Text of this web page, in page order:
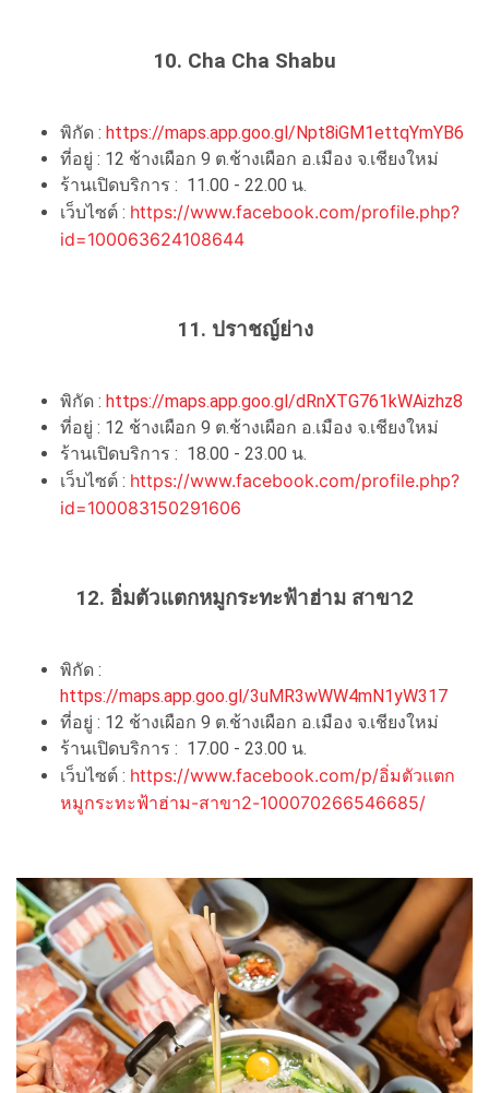
10. Cha Cha Shabu
พิกัด : https://maps.app.goo.gl/Npt8iGM1ettqYmYB6
ที่อยู่ : 12 ช้างเผือก 9 ต.ช้างเผือก อ.เมือง จ.เชียงใหม่
ร้านเปิดบริการ : 11.00 - 22.00 น.
เว็บไซต์ : https://www.facebook.com/profile.php?
id=100063624108644
11. ปราชญ์ย่าง
พิกัด : https://maps.app.goo.gl/dRnXTG761kWAizhz8
ที่อยู่ : 12 ช้างเผือก 9 ต.ช้างเผือก อ.เมือง จ.เชียงใหม่
ร้านเปิดบริการ : 18.00 - 23.00 น.
เว็บไซต์ : https://www.facebook.com/profile.php?
id=100083150291606
12. อิ่มตัวแตกหมูกระทะฟ้าฮ่าม สาขา2
พิกัด :
https://maps.app.goo.gl/3uMR3wWW4mN1yW317
ที่อยู่ : 12 ช้างเผือก 9 ต.ช้างเผือก อ.เมือง จ.เชียงใหม่
ร้านเปิดบริการ : 17.00 - 23.00 น.
เว็บไซต์ : https://www.facebook.com/p/อิ่มตัวแตก
หมูกระทะฟ้าฮ่าม-สาขา2-100070266546685/